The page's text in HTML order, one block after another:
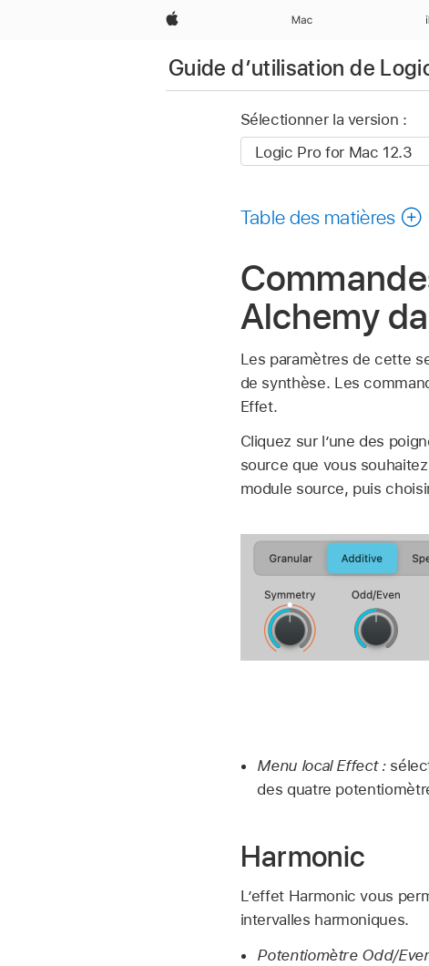
Apple Mac
Guide d’utilisation de
Sélectionner la version :
Table des matières
Alchemy
Les paramètres de cette
de synthèse. Les
Effet.
Cliquez sur l’une des
source que vous
module source, puis
Menu local Effect :
des quatre
Harmonic
L’effet Harmonic vous
intervalles harmoniques.
Potentiomètre Odd/